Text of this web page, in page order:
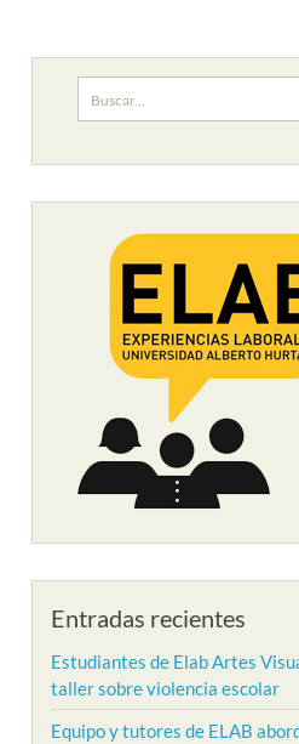
Entradas recientes
Estudiantes de Elab Artes
taller sobre violencia escolar
Equipo y tutores de ELAB